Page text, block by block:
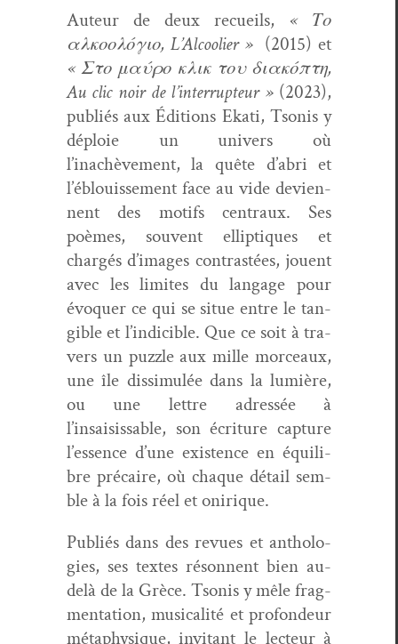
Auteur de deux recueils, « Το
αλκοολόγιο, L’Al­cooli­er » (2015) et
« Στο μαύρο κλικ του διακόπτη,
Au clic noir de l’in­ter­rup­teur »(2023),
pub­liés aux Édi­tions Ekati, Tso­nis y
déploie un univers où
l’inachèvement, la quête d’abri et
l’éblouissement face au vide devi­en­
nent des motifs cen­traux. Ses
poèmes, sou­vent ellip­tiques et
chargés d’images con­trastées, jouent
avec les lim­ites du lan­gage pour
évo­quer ce qui se situeentre le tan­
gi­ble et l’indicible. Que ce soit à tra­
vers un puz­zle aux mille morceaux,
une île dis­simulée dans la lumière,
ou une let­tre adressée à
l’insaisissable, son écri­t­ure cap­ture
l’essence d’une exis­tence en équili­
bre pré­caire, où chaque détail sem­
ble à la fois réel et onirique.
Pub­liés dans des revues et antholo­
gies, ses textes réson­nent bien au-
delà de la Grèce. Tso­nis y mêlefrag­
men­ta­tion, musi­cal­ité et pro­fondeur
méta­physique, invi­tant le lecteur à